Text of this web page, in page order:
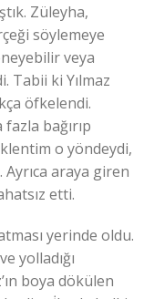
Züleyha,
söylemeye
veya
Tabii ki Yılmaz
öfkelendi.
bağırıp
o yöndeydi,
Ayrıca araya giren
etti.
yerinde oldu.
yolladığı
boya dökülen